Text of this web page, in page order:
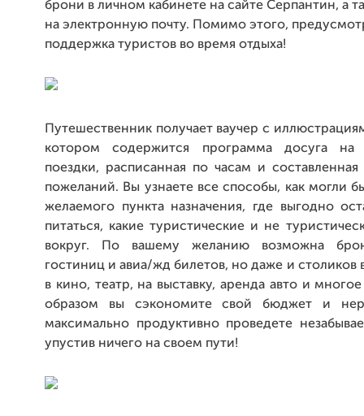
брони в личном кабинете на сайте Серпантин, а
на электронную почту. Помимо этого,
поддержка туристов во время отдыха!
Путешественник получает ваучер с
котором содержится программа досуга
поездки, расписанная по часам и
пожеланий. Вы узнаете все способы, как могли
желаемого пункта назначения, где выгодно
питаться, какие туристические и не
вокруг. По вашему желанию возможна
гостиниц и авиа/жд билетов, но даже и столиков
в кино, театр, на выставку, аренда авто и
образом вы сэкономите свой бюджет и
максимально продуктивно проведете
упустив ничего на своем пути!